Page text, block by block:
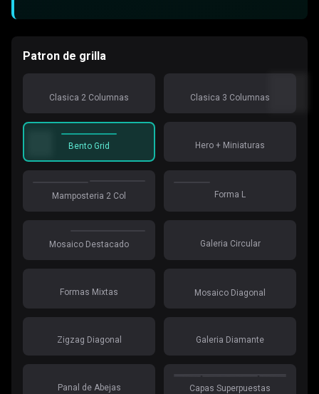
Patron de grilla
Clasica 2 Columnas Clasica 3 Columnas
Bento Grid Hero + Miniaturas
Mamposteria 2 Col Forma L
Mosaico Destacado Galeria Circular
Formas Mixtas Mosaico Diagonal
Zigzag Diagonal Galeria Diamante
Panal de Abejas Capas Superpuestas